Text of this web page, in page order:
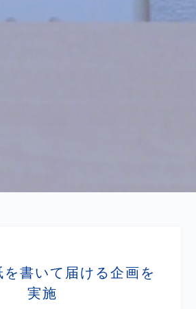
書いて届ける企画を
実施